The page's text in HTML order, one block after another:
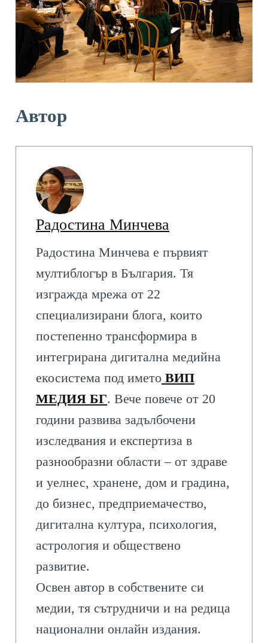
Автор
Радостина Минчева
Радостина Минчева е първият
мултиблогър в България. Тя
изгражда мрежа от 22
специализирани блога, които
постепенно трансформира в
интегрирана дигитална медийна
екосистема под името ВИП
МЕДИЯ БГ. Вече повече от 20
години развива задълбочени
изследвания и експертиза в
разнообразни области – от здраве
и уелнес, хранене, дом и градина,
до бизнес, предприемачество,
дигитална култура, психология,
астрология и обществено
развитие.
Освен автор в собствените си
медии, тя сътрудничи и на редица
национални онлайн издания.